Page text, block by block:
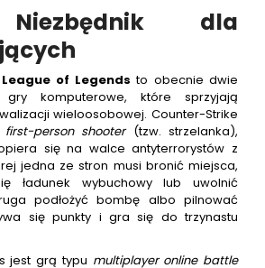
dla
League of Legends to obecnie dwie
gry komputerowe, które sprzyjają
wieloosobowej. Counter-Strike
first-person shooter(tzw. strzelanka),
się na walce antyterrorystów z
jedna ze stron musi bronić miejsca,
ładunek wybuchowy lub uwolnić
podłożyć bombę albo pilnować
się punkty i gra się do trzynastu
jest grą typu multiplayer online battle